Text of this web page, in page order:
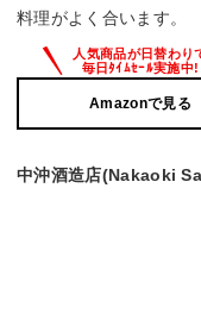
料理がよく合います。
Amazonで見る
中沖酒造店(Nakaoki